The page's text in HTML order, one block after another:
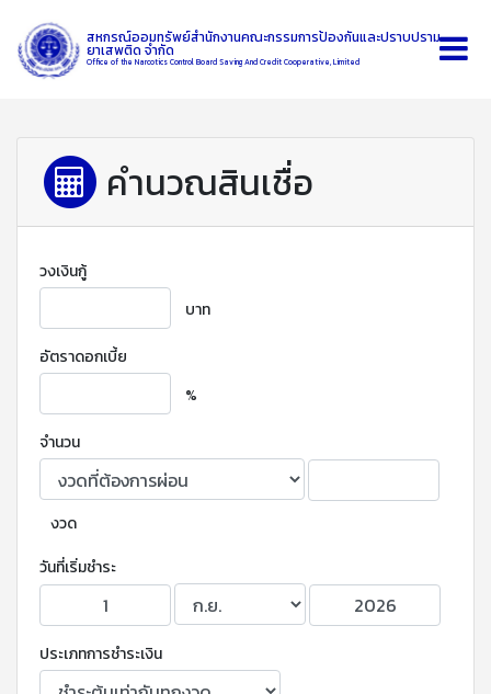
สหกรณ์ออมทรัพย์สำนักงานคณะกรรมการป้องกันและปราบปราม
ยาเสพติด จำกัด
Office of the Narcotics Control Board Saving And Credit Cooperative, Limited
คำนวณสินเชื่อ
วงเงินกู้
บาท
อัตราดอกเบี้ย
%
จำนวน
งวด
วันที่เริ่มชำระ
ประเภทการชำระเงิน